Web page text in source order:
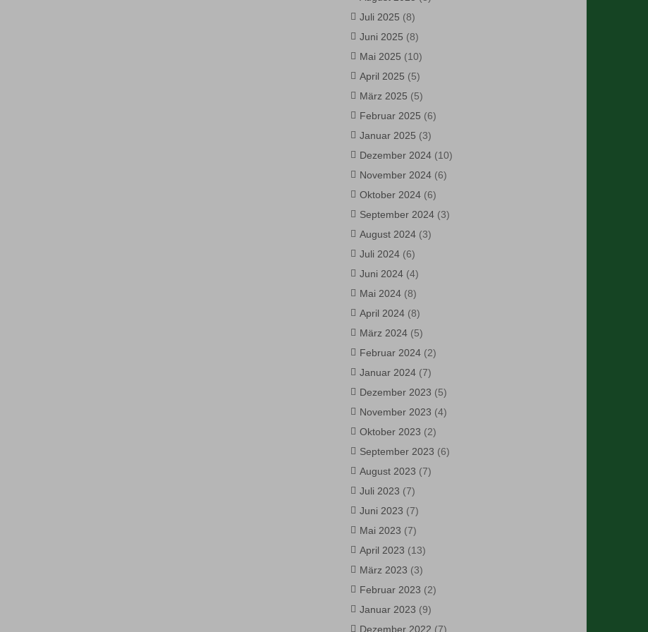
Juli 2025 (8)
Juni 2025 (8)
Mai 2025 (10)
April 2025 (5)
März 2025 (5)
Februar 2025 (6)
Januar 2025 (3)
Dezember 2024(10)
November 2024(6)
Oktober 2024(6)
September 2024(3)
August 2024(3)
Juli 2024(6)
Juni 2024(4)
Mai 2024(8)
April 2024(8)
März 2024(5)
Februar 2024(2)
Januar 2024(7)
Dezember 2023 (5)
November 2023 (4)
Oktober 2023 (2)
September 2023 (6)
August 2023 (7)
Juli 2023 (7)
Juni 2023 (7)
Mai 2023 (7)
April 2023 (13)
März 2023 (3)
Februar 2023 (2)
Januar 2023 (9)
Dezember 2022 (7)